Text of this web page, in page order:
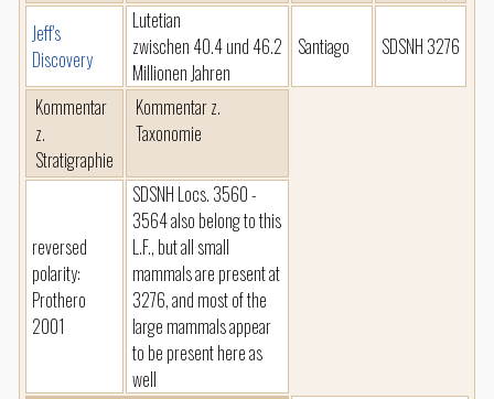
Jeff's
Discovery
Lutetian
zwischen 40.4 und 46.2
Millionen Jahren
Santiago SDSNH 3276
Kommentar
z.
Stratigraphie
Kommentar z.
Taxonomie
reversed
polarity:
Prothero
2001
SDSNH Locs. 3560 -
3564 also belong to this
L.F., but all small
mammals are present at
3276, and most of the
large mammals appear
to be present here as
well